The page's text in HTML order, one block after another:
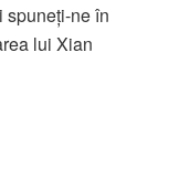
spuneți-ne în
lui Xian